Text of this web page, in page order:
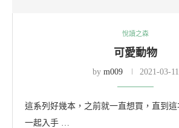
悅讀之森
可愛動物
by m009 2021-03-11
這系列好幾本，之前就一直想買，直到
一起入手 …